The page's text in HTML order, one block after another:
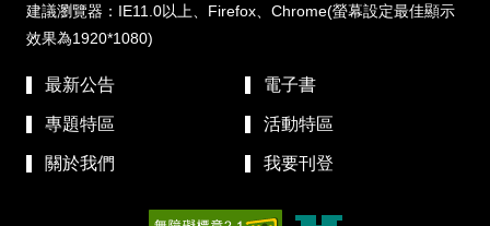
建議瀏覽器：IE11.0以上、Firefox、Chrome(螢幕設定最佳顯示
效果為1920*1080)
最新公告 電子書
專題特區 活動特區
關於我們 我要刊登